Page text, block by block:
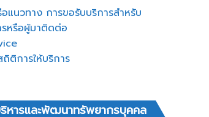
แนวทาง การขอรับบริการสำหรับ
หรือผู้มาติดต่อ
ติการให้บริการ
หารและพัฒนาทรัพยากรบุคคล